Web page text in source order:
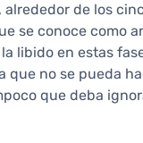
alrededor de los
se conoce como
libido en estas
que no se pueda
que deba